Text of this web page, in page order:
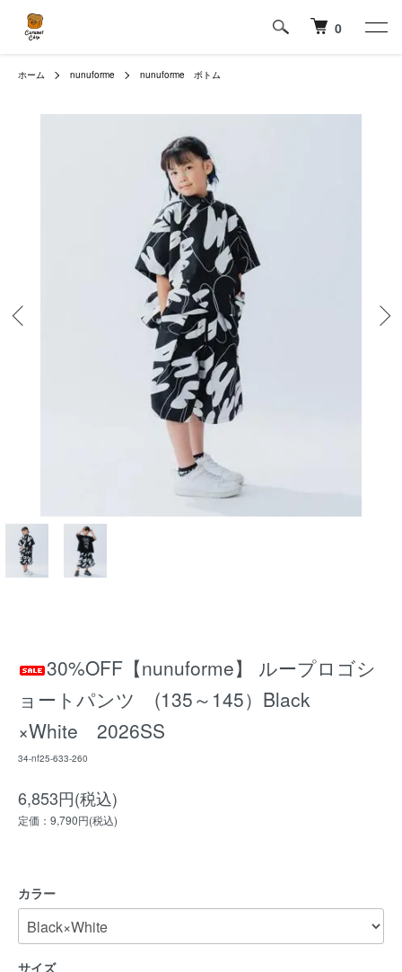
0
ホーム nunuforme nunuforme ボトム
30%OFF【nunuforme】 ループロゴシ
ョートパンツ (135～145）Black
×White 2026SS
34-nf25-633-260
6,853円(税込)
定価：9,790円(税込)
カラー
サイズ